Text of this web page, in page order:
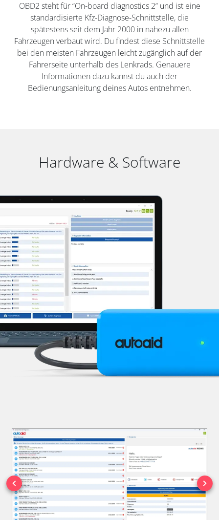
OBD2 steht für “On-board diagnostics 2” und ist eine
standardisierte Kfz-Diagnose-Schnittstelle, die
spätestens seit dem Jahr 2000 in nahezu allen
Fahrzeugen verbaut wird. Du findest diese Schnittstelle
bei den meisten Fahrzeugen leicht zugänglich auf der
Fahrerseite unterhalb des Lenkrads. Genauere
Informationen dazu kannst du auch der
Bedienungsanleitung deines Autos entnehmen.
Hardware & Software